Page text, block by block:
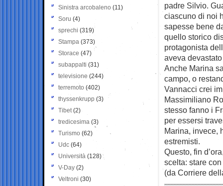
padre Silvio.
ciascuno di noi
sapesse bene
quello storico
protagonista
aveva devastato
Anche Marina
campo, o
Vannacci crei
Massimiliano
stesso fanno i
per essersi
Marina, invece,
estremisti.
Questo, fin
scelta: stare
(da Corriere
Sinistra arcobaleno (11)
Soru (4)
sprechi (319)
Stampa (373)
Storace (47)
subappalti (31)
televisione(244)
terremoto (402)
thyssenkrupp (3)
Tibet(2)
tredicesima (3)
Turismo (62)
Udc (64)
Università (128)
V-Day (2)
Veltroni (30)